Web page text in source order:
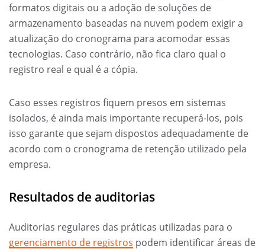
formatos digitais ou a adoção de soluções de
armazenamento baseadas na nuvem podem exigir a
atualização do cronograma para acomodar essas
tecnologias. Caso contrário, não fica claro qual o
registro real e qual é a cópia.
Caso esses registros fiquem presos em sistemas
isolados, é ainda mais importante recuperá-los, pois
isso garante que sejam dispostos adequadamente de
acordo com o cronograma de retenção utilizado pela
empresa.
Resultados de auditorias
Auditorias regulares das práticas utilizadas para o
gerenciamento de registros podem identificar áreas de